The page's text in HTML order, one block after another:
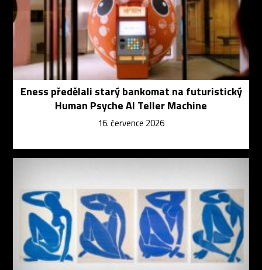
Eness předělali starý bankomat na futuristický
Human Psyche AI Teller Machine
16. července 2026